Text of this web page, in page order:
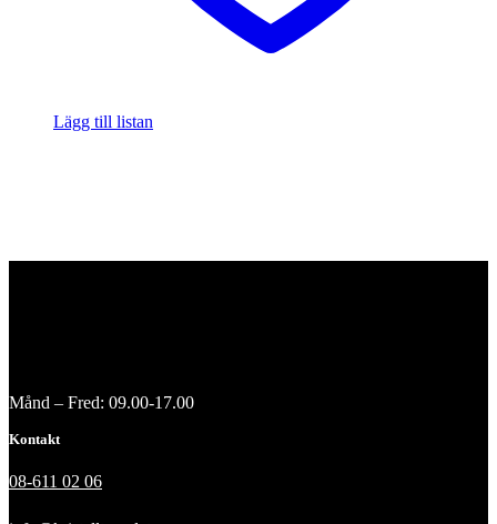
Lägg till listan
Månd – Fred: 09.00-17.00
Kontakt
08-611 02 06